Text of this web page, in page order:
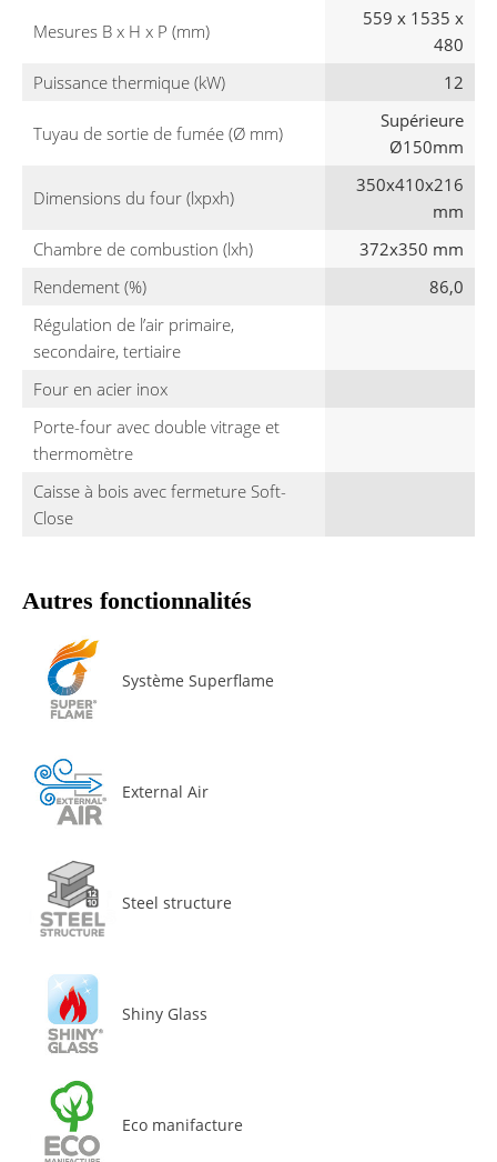
Mesures B x H x P (mm)
559 x 1535 x
480
Puissance thermique (kW)
12
Tuyau de sortie de fumée (Ø mm)
Supérieure
Ø150mm
Dimensions du four (lxpxh)
350x410x216
mm
Chambre de combustion (lxh)
372x350 mm
Rendement (%)
86,0
Régulation de l’air primaire,
secondaire, tertiaire
Four en acier inox
Porte-four avec double vitrage et
thermomètre
Caisse à bois avec fermeture Soft-
Close
Autres fonctionnalités
Système Superflame
External Air
Steel structure
Shiny Glass
Eco manifacture